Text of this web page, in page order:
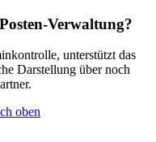
Verwaltung?
unterstützt das
Darstellung über noch
oben